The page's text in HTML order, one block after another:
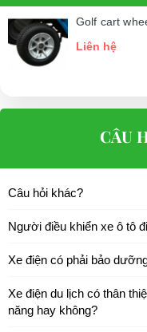
Golf cart
Liên hệ
CÂU
Câu hỏi khác?
Người điều khiển xe ô tô
Xe điện có phải bảo
Xe điện du lịch có thân
năng hay không?